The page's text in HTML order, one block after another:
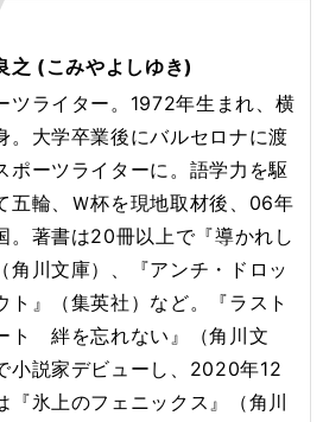
之 (こみやよしゆき)
ツライター。1972年生まれ、横
。大学卒業後にバルセロナに渡
ポーツライターに。語学力を駆
五輪、Ｗ杯を現地取材後、06年
。著書は20冊以上で『導かれし
角川文庫）、『アンチ・ドロッ
ト』（集英社）など。『ラスト
ト 絆を忘れない』（角川文
小説家デビューし、2020年12
『氷上のフェニックス』（角川